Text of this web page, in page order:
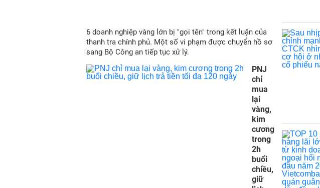
6 doanh nghiệp vàng lớn bị "gọi tên" trong kết luận của
thanh tra chính phủ. Một số vi phạm được chuyển hồ sơ
sang Bộ Công an tiếp tục xử lý.
PNJ
chỉ
mua
lại
vàng,
kim
cương
trong
2h
buổi
chiều,
giữ